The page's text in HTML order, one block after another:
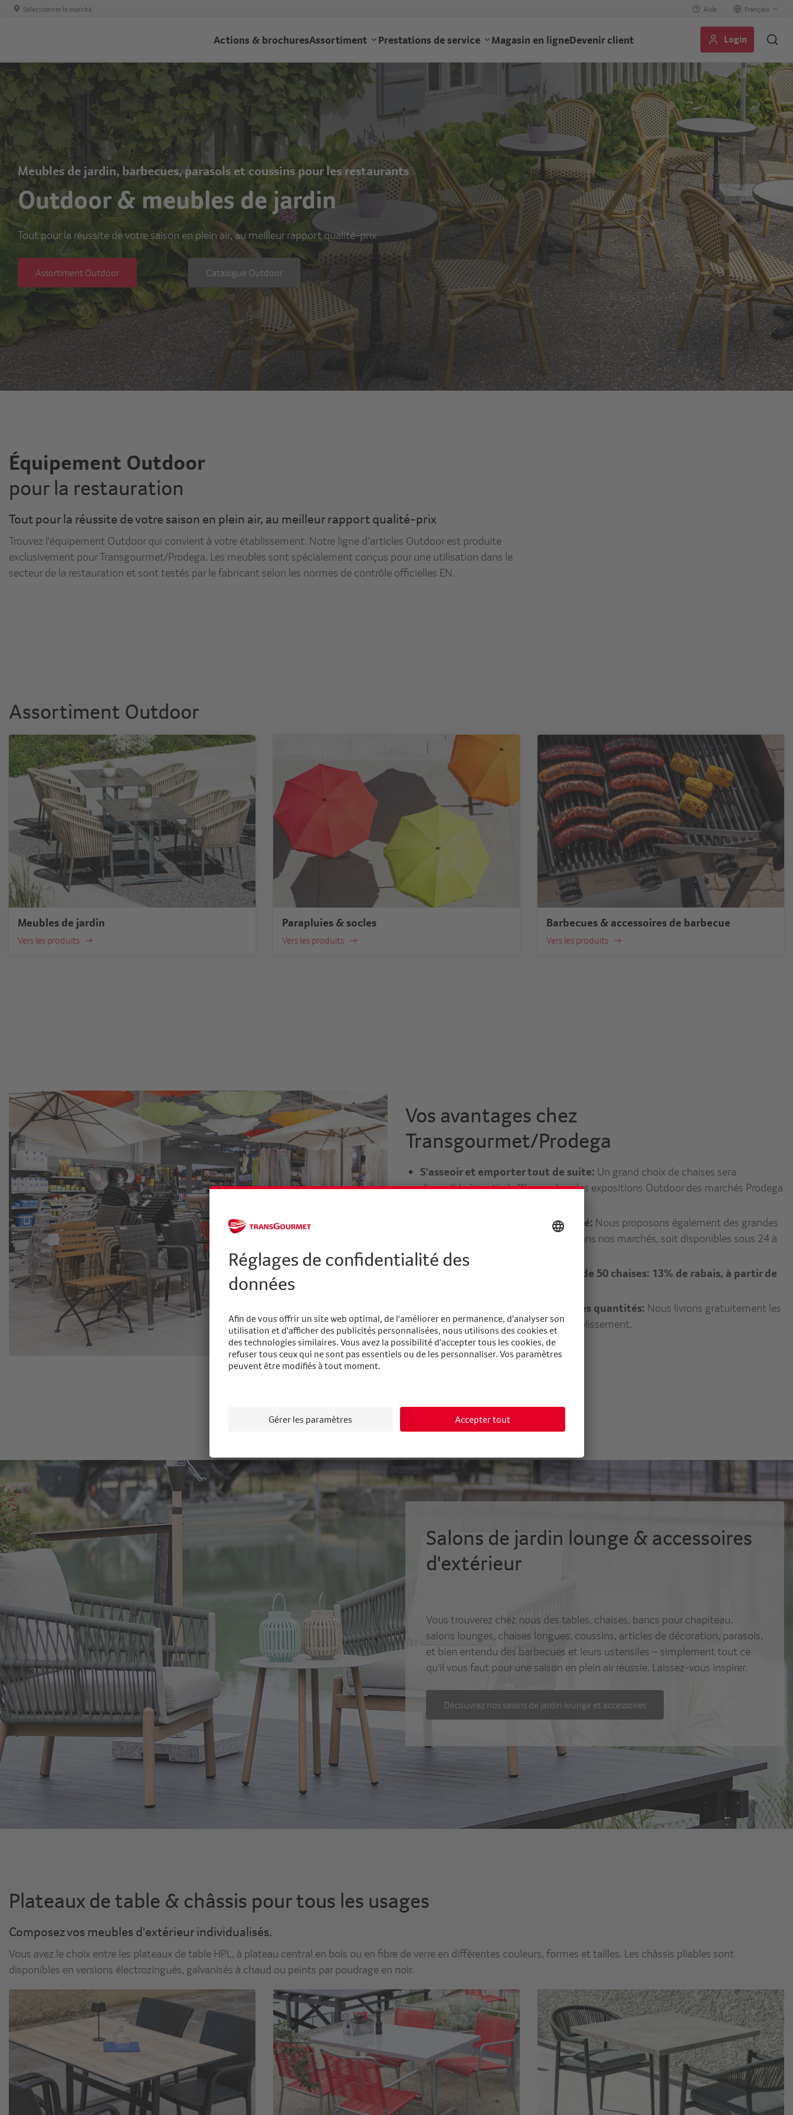
principal
Sélectionner le marché Aide
Select
your
language
Transgourmet
Hauptnavigation
Actions & brochuresAssortiment Prestations de service Magasin en ligneDevenir client Login
Meubles de jardin, barbecues, parasols et coussins pour les restaurants
Outdoor & meubles de jardin
Tout pour la réussite de votre saison en plein air, au meilleur rapport qualité-prix
Assortiment Outdoor Catalogue Outdoor
Équipement Outdoor
pour la restauration
Tout pour la réussite de votre saison en plein air, au meilleur rapport qualité-prix
Trouvez l'équipement Outdoor qui convient à votre établissement. Notre ligne d’articles Outdoor est produite
exclusivement pour Transgourmet/Prodega. Les meubles sont spécialement conçus pour une utilisation dans le
secteur de la restauration et sont testés par le fabricant selon les normes de contrôle officielles EN.
Assortiment Outdoor
Meubles de jardin
Vers les produits
Parapluies & socles
Vers les produits
Barbecues & accessoires de barbecue
Vers les produits
Vos avantages chez
Transgourmet/Prodega
S'asseoir et emporter tout de suite: Un grand choix de chaises sera
disponible à partir de Pâques dans les expositions Outdoor des marchés Prodega
Grandes quantités et disponibilité: Nous proposons également des grandes
quantités: elles sont soit en stock dans nos marchés, soit disponibles sous 24 à
48 heures.
Rabais sur les quantités: À partir de 50 chaises: 13% de rabais, à partir de
Livraison gratuite pour les grandes quantités: Nous livrons gratuitement les
grandes quantités jusqu'à votre établissement.
Qualité restauration certifiée
Salons de jardin lounge & accessoires
d'extérieur
Vous trouverez chez nous des tables, chaises, bancs pour chapiteau,
salons lounges, chaises longues, coussins, articles de décoration, parasols,
et bien entendu des barbecues et leurs ustensiles – simplement tout ce
qu'il vous faut pour une saison en plein air réussie. Laissez-vous inspirer.
Découvrez nos salons de jardin lounge et accessoires
Plateaux de table & châssis pour tous les usages
Composez vos meubles d'extérieur individualisés.
Vous avez le choix entre les plateaux de table HPL, à plateau central en bois ou en fibre de verre en différentes couleurs, formes et tailles. Les châssis pliables sont
disponibles en versions électrozingués, galvanisés à chaud ou peints par poudrage en noir.